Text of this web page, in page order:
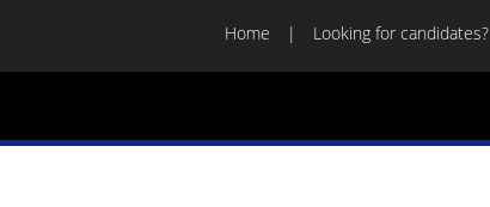
Home Looking for candidates?